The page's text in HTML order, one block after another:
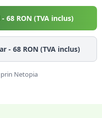
- 68RON (TVA inclus)
- 68RON (TVA inclus)
Netopia